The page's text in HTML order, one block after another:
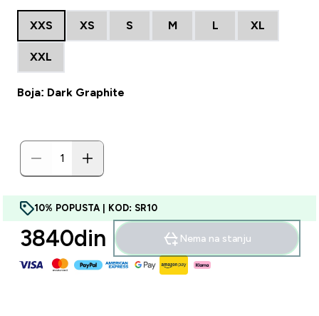
XXS XS S M L XL
XXL
Boja: Dark Graphite
10% POPUSTA | KOD: SR10
3840din‎ Nema na stanju